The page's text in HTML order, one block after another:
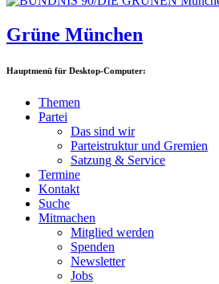
Grüne München
Hauptmenü für Desktop-Computer:
Themen
Partei
Das sind wir
Parteistruktur und Gremien
Satzung & Service
Termine
Kontakt
Suche
Mitmachen
Mitglied werden
Spenden
Newsletter
Jobs